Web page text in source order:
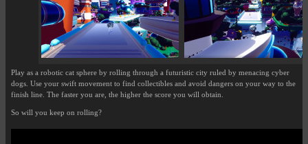
Play as a robotic cat sphere by rolling through a futuristic city ruled by menacing cyber
dogs. Use your swift movement to find collectibles and avoid dangers on your way to the
finish line. The faster you are, the higher the score you will obtain.
So will you keep on rolling?